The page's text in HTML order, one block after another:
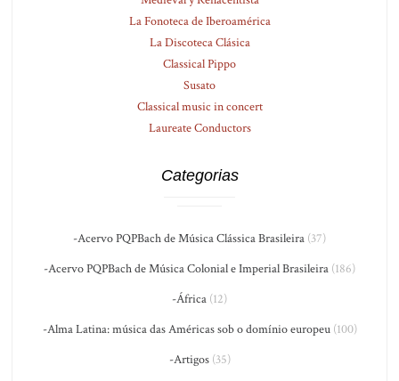
La Fonoteca de Iberoamérica
La Discoteca Clásica
Classical Pippo
Susato
Classical music in concert
Laureate Conductors
Categorias
-Acervo PQPBach de Música Clássica Brasileira (37)
-Acervo PQPBach de Música Colonial e Imperial Brasileira (186)
-África (12)
-Alma Latina: música das Américas sob o domínio europeu(100)
-Artigos(35)